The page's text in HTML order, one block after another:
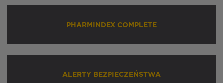
PHARMINDEX COMPLETE
ALERTY BEZPIECZEŃSTWA